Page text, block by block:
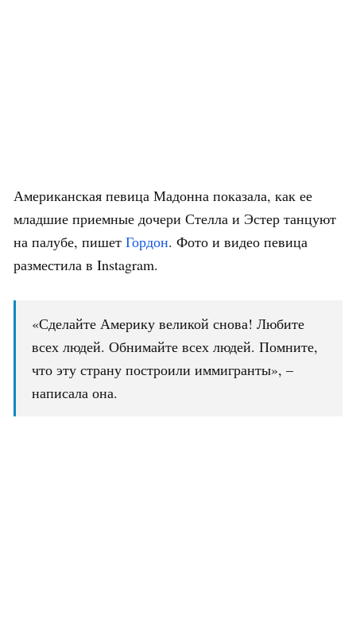
Американская певица Мадонна показала, как ее
младшие приемные дочери Стелла и Эстер танцуют
на палубе, пишет Гордон. Фото и видео певица
разместила в Instagram.
«Сделайте Америку великой снова! Любите
всех людей. Обнимайте всех людей. Помните,
что эту страну построили иммигранты», –
написала она.